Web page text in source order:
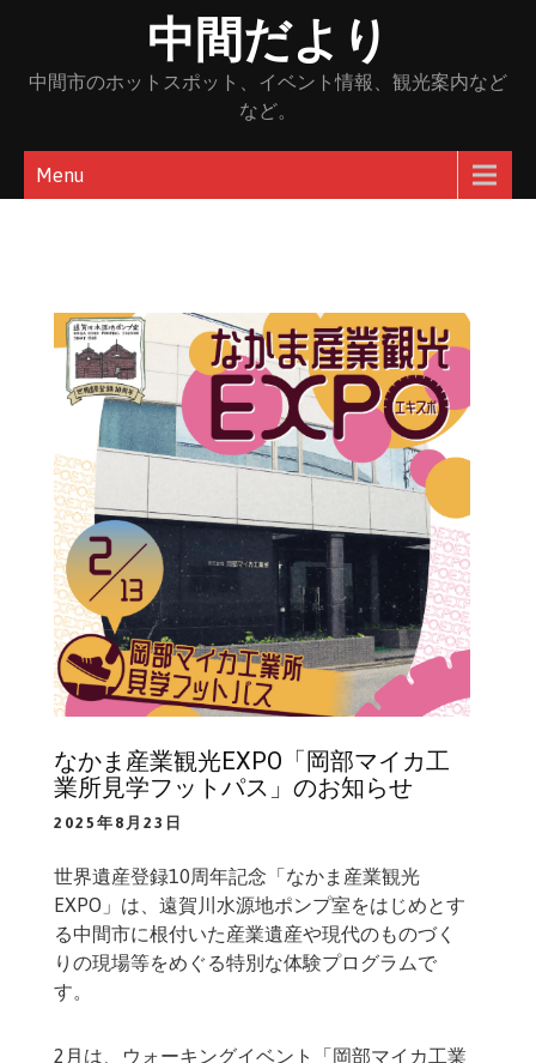
content
中間だより
中間市のホットスポット、イベント情報、観光案内など
など。
Menu
なかま産業観光EXPO「岡部マイカ工
業所見学フットパス」のお知らせ
2025年8月23日
世界遺産登録10周年記念「なかま産業観光
EXPO」は、遠賀川水源地ポンプ室をはじめとす
る中間市に根付いた産業遺産や現代のものづく
りの現場等をめぐる特別な体験プログラムで
す。
2月は、ウォーキングイベント「岡部マイカ工業